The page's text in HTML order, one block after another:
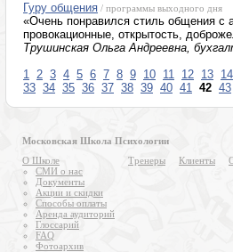
Гуру общения / программы выходного дня
«Очень понравился стиль общения с
провокационные, открытость,
Трушинская Ольга Андреевна,
1 2 3 4 5 6 7 8 9 10 11 12 13 14
33 34 35 36 37 38 39 40 41 42 43
Московская Школа Психологии
О Школе
СМИ о нас
Документы
Акции и скидки
Способы оплаты
Аренда аудиторий
Глоссарий
FAQ
Фотоархив
Тренеры Клиенты